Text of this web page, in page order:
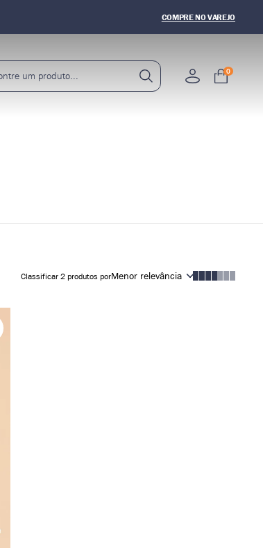
COMPRE NO VAREJO
0
Classificar 2 produtos porMenor relevância